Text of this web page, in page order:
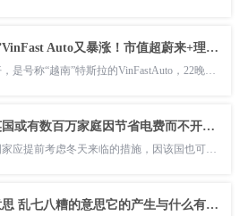
“越南特斯拉”VinFast Auto又暴涨！市值超蔚来+理想+小鹏，仅次于特斯拉
美股最近的靓仔，是号称“越南”特斯拉的VinFastAuto，22晚股价又爆了
研究：去年英国或有数百万家庭因节省电费而不开暖气
该公司呼吁，国家应提前考虑冬天来临的措施，因该国也可能受到能源危机
乱七八糟的意思 乱七八糟的意思它的产生与什么有关）